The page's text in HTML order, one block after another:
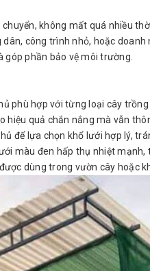
chuyển, không mất quá nhiều
công trình nhỏ, hoặc doanh
góp phần bảo vệ môi trường.
phù hợp với từng loại cây
hiệu quả chắn nắng mà vẫn
để lựa chọn khổ lưới hợp lý,
màu đen hấp thụ nhiệt
dùng trong vườn cây hoặc